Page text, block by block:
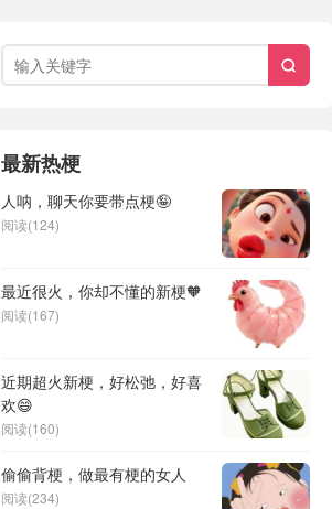

最新热梗
人呐，聊天你要带点梗🤪
阅读(124)
最近很火，你却不懂的新梗🧡
阅读(167)
近期超火新梗，好松弛，好喜
欢😄
阅读(160)
偷偷背梗，做最有梗的女人
阅读(234)